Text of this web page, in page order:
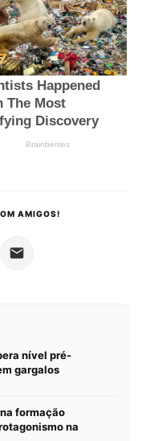
AMIGOS!
nível pré-
gargalos
formação
na